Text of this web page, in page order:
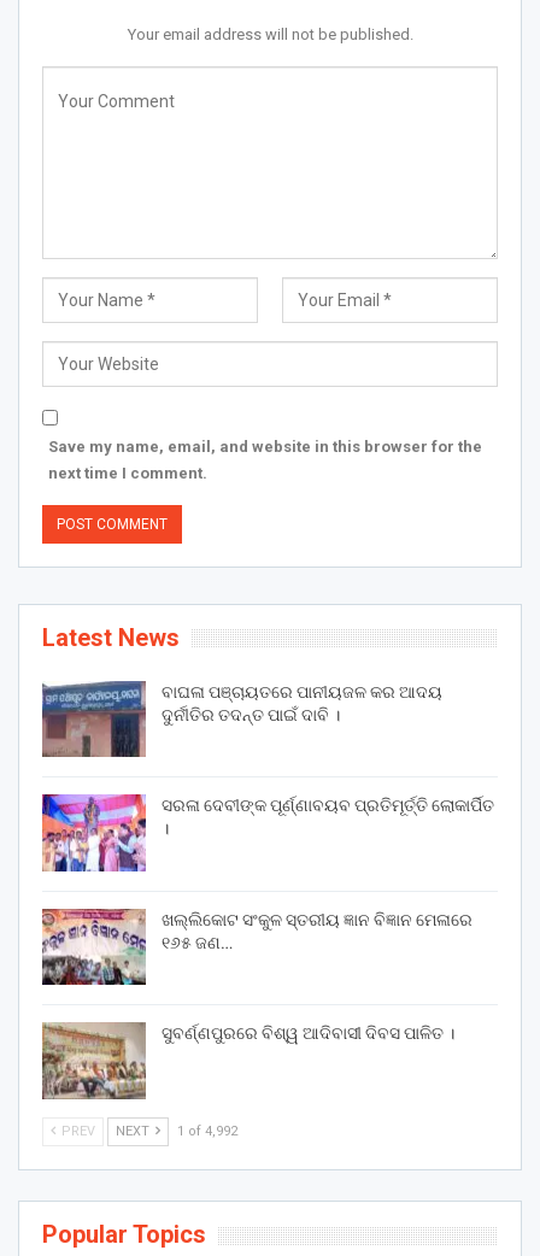
Your email address will not be published.
Save my name, email, and website in this browser for the
next time I comment.
Latest News
ବାଘଳା ପଞ୍ଚାୟତରେ ପାନୀୟଜଳ କର ଆଦୟ
ଦୁର୍ନୀତିର ତଦନ୍ତ ପାଇଁ ଦାବି ।
ସରଳା ଦେବୀଙ୍କ ପୂର୍ଣ୍ଣାବୟବ ପ୍ରତିମୂର୍ତ୍ତି ଲୋକାର୍ପିତ
।
ଖଲ୍ଲିକୋଟ ସଂକୁଳ ସ୍ତରୀୟ ଜ୍ଞାନ ବିଜ୍ଞାନ ମେଳାରେ
୧୬୫ ଜଣ…
ସୁବର୍ଣ୍ଣପୁରରେ ବିଶ୍ୱ ଆଦିବାସୀ ଦିବସ ପାଳିତ ।
PREV NEXT 1 of 4,992
Popular Topics